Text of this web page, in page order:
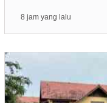
8 jam yang lalu